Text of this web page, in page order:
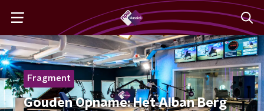
Fragment
Gouden Opname: Het Alban Berg